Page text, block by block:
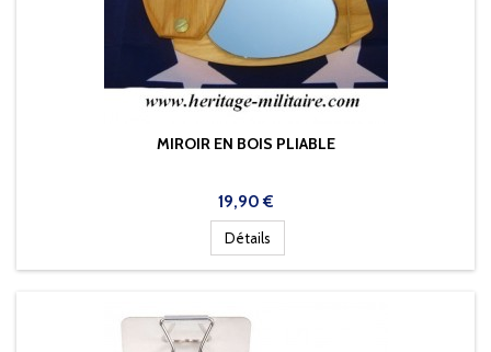
MIROIR EN BOIS PLIABLE
Prix
19,90 €
Détails